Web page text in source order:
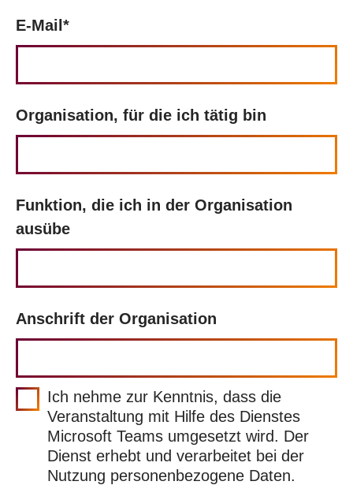
E-Mail*
Organisation, für die ich tätig bin
Funktion, die ich in der Organisation
ausübe
Anschrift der Organisation
Ich nehme zur Kenntnis, dass die
Veranstaltung mit Hilfe des Dienstes
Microsoft Teams umgesetzt wird. Der
Dienst erhebt und verarbeitet bei der
Nutzung personenbezogene Daten.